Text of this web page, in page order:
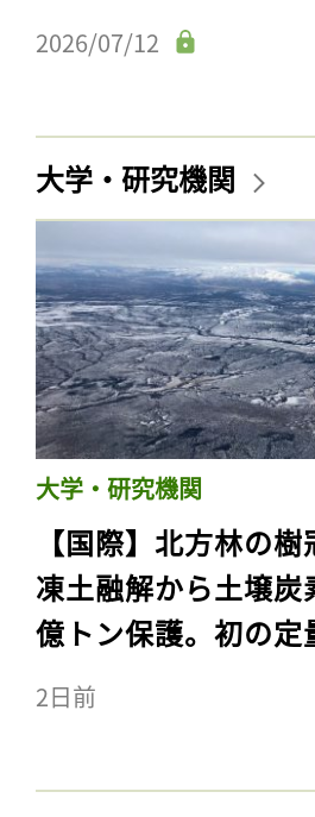
2026/07/12
大学・研究機関
大学・研究機関
【国際】北方林の
凍土融解から土壌炭
億トン保護。初の定
2日前
記事を